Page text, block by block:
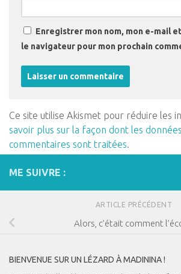
Enregistrer mon nom, mon e-mail
le navigateur pour mon prochain
Ce site utilise Akismet pour réduire les
savoir plus sur la façon dont les
commentaires sont traitées.
ME SUIVRE :
ARTICLE PRÉCÉDENT
Alors, c’était comment
BIENVENUE SUR UN LÉZARD À MADININA !